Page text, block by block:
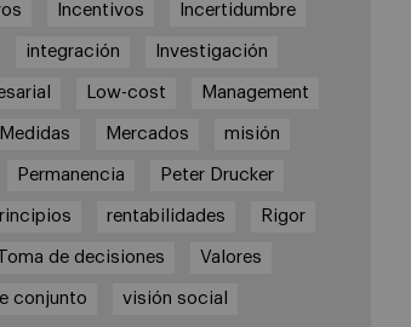
Incentivos Incertidumbre
integración Investigación
Low-cost Management
Medidas Mercados misión
Permanencia Peter Drucker
rentabilidades Rigor
Toma de decisiones Valores
conjunto visión social